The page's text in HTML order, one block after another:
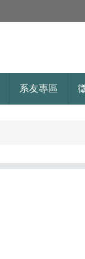
系友專區